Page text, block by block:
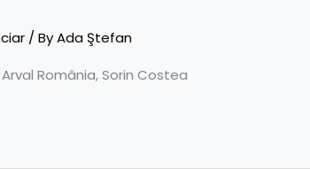
/ ByAda Ştefan
România, Sorin Costea